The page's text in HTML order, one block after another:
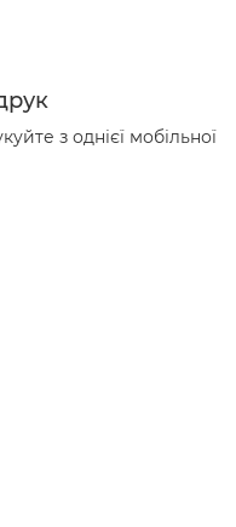
з однієї мобільної